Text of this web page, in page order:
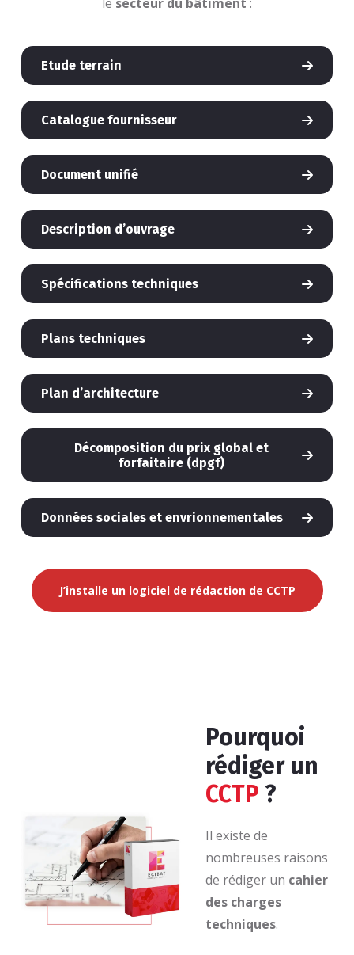
Etude terrain
Catalogue fournisseur
Document unifié
Description d’ouvrage
Spécifications techniques
Plans techniques
Plan d’architecture
Décomposition du prix global et
forfaitaire (dpgf)
Données sociales et envrionnementales
J’installe un logiciel de rédaction de CCTP
Pourquoi
rédiger un
CCTP ?
Il existe de
nombreuses raisons
de rédiger un cahier
des charges
techniques.